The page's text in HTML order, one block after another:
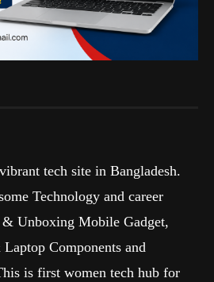
tech site in Bangladesh.
Technology and career
Unboxing Mobile Gadget,
Components and
is first women tech hub for